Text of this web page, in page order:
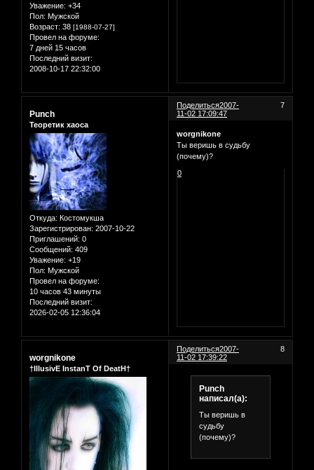
Уважение: +34
Пол: Мужской
Возраст: 38 [1988-07-27]
Провел на форуме:
7 дней 15 часов
Последний визит:
2008-10-17 22:32:00
Поделиться 7
2007-
11-02 17:09:47
Punch
Теоретик хаоса
Откуда: Костомукша
Зарегистрирован: 2007-10-22
Приглашений: 0
Сообщений: 409
Уважение: +19
Пол: Мужской
Провел на форуме:
10 часов 43 минуты
Последний визит:
2026-02-05 12:36:04
worgnikone
Ты веришь в судьбу
(почему)?
0
Поделиться 8
2007-
11-02 17:39:22
worgnikone
†IllusivE InstanT Of DeatH†
Punch
написал(а):
Ты веришь в
судьбу
(почему)?